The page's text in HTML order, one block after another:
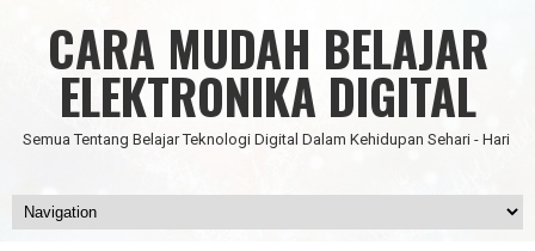
CARA MUDAH BELAJAR
ELEKTRONIKA DIGITAL
Semua Tentang Belajar Teknologi Digital Dalam Kehidupan Sehari - Hari